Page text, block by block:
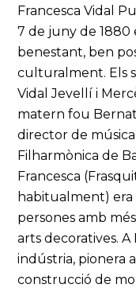
Francesca Vidal
7 de juny de 1880
benestant, ben
culturalment. Els
Vidal Jevellí i
matern fou
director de
Filharmònica de
Francesca
habitualment) era
persones amb
arts decoratives.
indústria, pionera
construcció de